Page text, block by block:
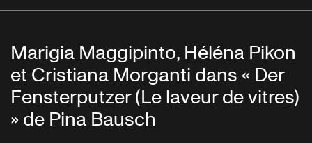
Marigia Maggipinto, Héléna Pikon
et Cristiana Morganti dans « Der
Fensterputzer (Le laveur de vitres)
» de Pina Bausch